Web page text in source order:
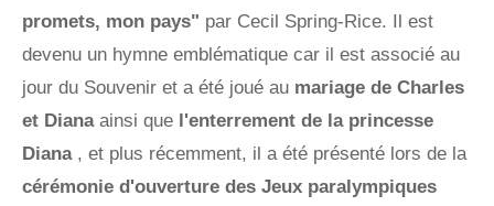
promets, mon pays" par Cecil Spring-Rice. Il est
devenu un hymne emblématique car il est associé au
jour du Souvenir et a été joué au mariage de Charles
et Dianaainsi que l'enterrement de la princesse
Diana, et plus récemment, il a été présenté lors de la
cérémonie d'ouverture des Jeux paralympiques